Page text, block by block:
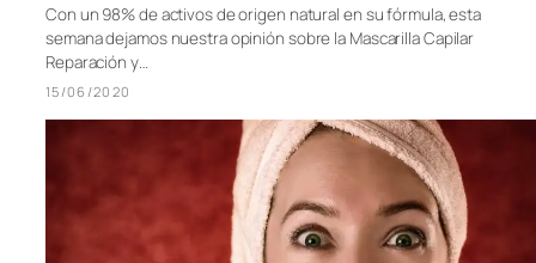
Con un 98% de activos de origen natural en su fórmula, esta
semana dejamos nuestra opinión sobre la Mascarilla Capilar
Reparación y…
15/06/2020